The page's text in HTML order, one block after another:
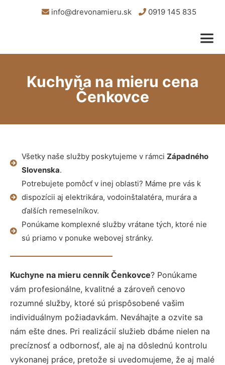
info@drevonamieru.sk 0919 145 835
Kuchyňa na mieru cena
Čenkovce
Všetky naše služby poskytujeme v rámci Západného
Slovenska.
Potrebujete pomôcť v inej oblasti? Máme pre vás k
dispozícii aj elektrikára, vodoinštalatéra, murára a
ďalších remeselníkov.
Ponúkame komplexné služby vrátane tých, ktoré nie
sú priamo v ponuke webovej stránky.
Kuchyne na mieru cenník Čenkovce? Ponúkame
vám profesionálne, kvalitné a zároveň cenovo
rozumné služby, ktoré sú prispôsobené vašim
individuálnym požiadavkám. Neváhajte a ozvite sa
nám ešte dnes. Pri realizácií služieb dbáme nielen na
precíznosť a odbornosť, ale aj na dôslednú kontrolu
vykonanej práce, pretože si uvedomujeme, že aj malé